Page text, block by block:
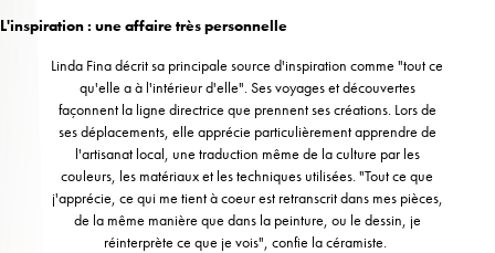
L'inspiration : une affaire très personnelle
Linda Fina décrit sa principale source d'inspiration comme "tout ce
qu'elle a à l'intérieur d'elle". Ses voyages et découvertes
façonnent la ligne directrice que prennent ses créations. Lors de
ses déplacements, elle apprécie particulièrement apprendre de
l'artisanat local, une traduction même de la culture par les
couleurs, les matériaux et les techniques utilisées. "Tout ce que
j'apprécie, ce qui me tient à coeur est retranscrit dans mes pièces,
de la même manière que dans la peinture, ou le dessin, je
réinterprète ce que je vois", confie la céramiste.